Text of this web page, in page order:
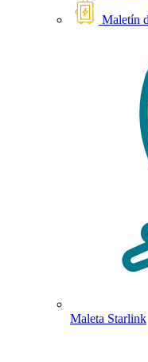
Maletín
Maleta Starlink